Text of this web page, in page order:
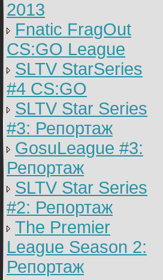
2013
Fnatic FragOut
CS:GO League
SLTV StarSeries
#4 CS:GO
SLTV Star Series
#3: Репортаж
GosuLeague #3:
Репортаж
SLTV Star Series
#2: Репортаж
The Premier
League Season 2:
Репортаж